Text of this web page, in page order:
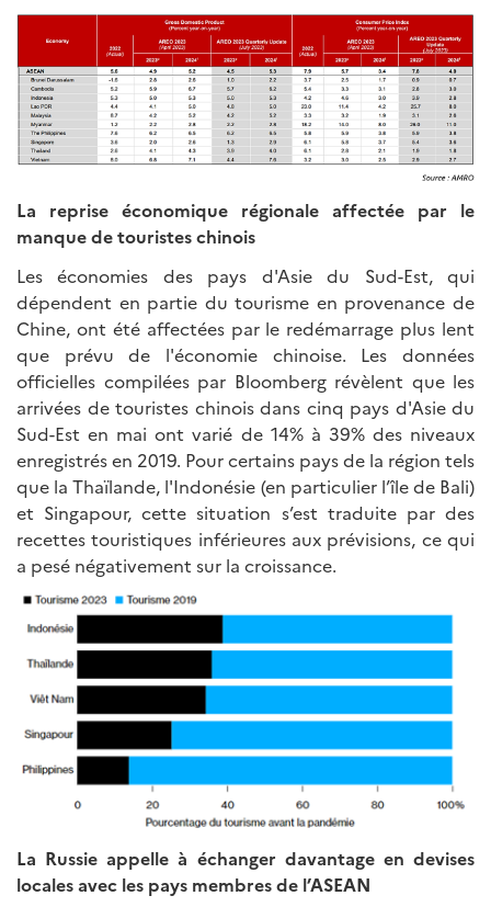
La reprise économique régionale affectée par le
manque de touristes chinois
Les économies des pays d'Asie du Sud-Est, qui
dépendent en partie du tourisme en provenance de
Chine, ont été affectées par le redémarrage plus lent
que prévu de l'économie chinoise. Les données
officielles compilées par Bloomberg révèlent que les
arrivées de touristes chinois dans cinq pays d'Asie du
Sud-Est en mai ont varié de 14% à 39% des niveaux
enregistrés en 2019. Pour certains pays de la région tels
que la Thaïlande, l'Indonésie (en particulier l’île de Bali)
et Singapour, cette situation s’est traduite par des
recettes touristiques inférieures aux prévisions, ce qui
a pesé négativement sur la croissance.
La Russie appelle à échanger davantage en devises
locales avec les pays membres de l’ASEAN